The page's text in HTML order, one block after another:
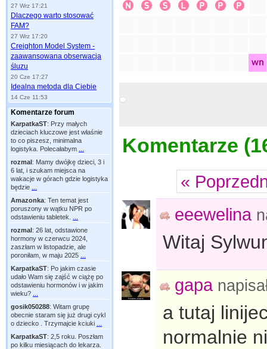
27 Wrz 17:21
Dlaczego warto stosować
FAM?
27 Wrz 17:20
Creighton Model System -
zaawansowana obserwacja
śluzu
20 Cze 17:27
Idealna metoda dla Ciebie
14 Cze 11:53
Komentarze forum
KarpatkaST: Przy małych
dzieciach kluczowe jest właśnie
to co piszesz, minimalna
logistyka. Polecałabym
rozmal: Mamy dwójkę dzieci, 3 i
6 lat, i szukam miejsca na
wakacje w górach gdzie logistyka
będzie
Amazonka: Ten temat jest
poruszony w wątku NPR po
odstawieniu tabletek.
rozmal: 26 lat, odstawione
hormony w czerwcu 2024,
zaszłam w listopadzie, ale
poroniłam, w maju 2025
KarpatkaST: Po jakim czasie
udało Wam się zajść w ciążę po
odstawieniu hormonów i w jakim
wieku?
gosik050288: Witam grupę
obecnie staram się już drugi cykl
o dziecko . Trzymajcie kciuki
KarpatkaST: 2,5 roku. Poszłam
po kilku miesiącach do lekarza.
Komentarze (
«
eeewelina
Witaj
gapa
a tutaj
normalnie